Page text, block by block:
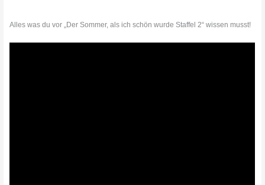
Alles was du vor „Der Sommer, als ich schön wurde Staffel 2“ wissen musst!